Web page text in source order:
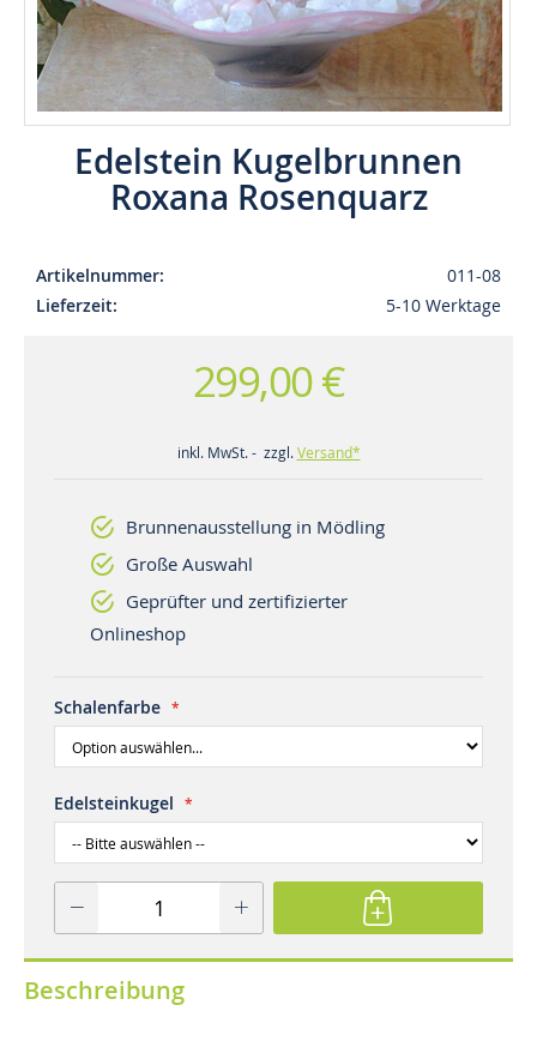
Edelstein Kugelbrunnen
Roxana Rosenquarz
Artikelnummer
011-08
Lieferzeit
5-10 Werktage
299,00 €
inkl. MwSt. - zzgl.Versand*
Brunnenausstellung in Mödling
Große Auswahl
Geprüfter und zertifizierter
Onlineshop
Schalenfarbe
Edelsteinkugel
Beschreibung